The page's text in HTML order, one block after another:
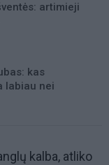
artimieji
kas
labiau nei
kalba, atliko